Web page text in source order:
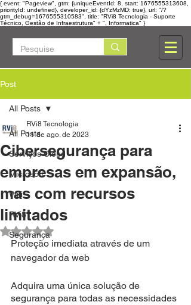
{ event: "Pageview", gtm: {uniqueEventId: 8, start: 1676555313608,
priorityId: undefined}, developer_id: {dYzMzMD: true}, url: "/?
gtm_debug=1676555310583", title: "RVi8 Tecnologia - Suporte
Técnico, Gestão de Infraestrutura" + ", Informatica" }
Post
All Posts
Serviços Cloud
Microsoft
Wifi
RVi8
Segurança
All Posts
Cibersegurança para
empresas em expansão,
mas com recursos
limitados
RVi8 Tecnologia
11 de ago. de 2023
Avaliado com NaN de 5 estrelas.
Proteção imediata através de um
navegador da web
Adquira uma única solução de
segurança para todas as necessidades